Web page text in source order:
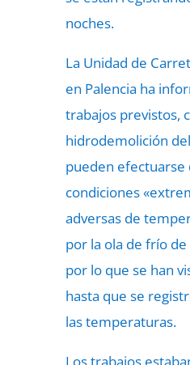
noches.
La Unidad de
en Palencia ha
trabajos previstos,
hidrodemolición
pueden efectuarse
condiciones
adversas de
por la ola de frío de
por lo que se han
hasta que se
las temperaturas.